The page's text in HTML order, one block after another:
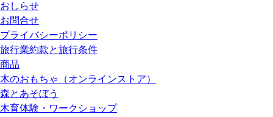
おしらせ
お問合せ
プライバシーポリシー
旅行業約款と旅行条件
商品
木のおもちゃ（オンラインストア）
森とあそぼう
木育体験・ワークショップ